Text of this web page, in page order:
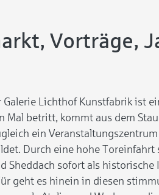
Vorträge,
Galerie Lichthof Kunstfabrik ist
Mal betritt, kommt aus dem
ein
Durch eine hohe
Sheddach sofort als
geht es hinein in diesen